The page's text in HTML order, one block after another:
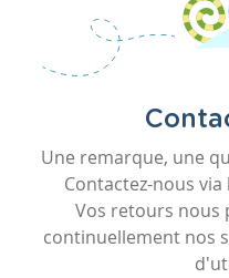
Une remarque, une
Contactez-nous
Vos retours
continuellement nos